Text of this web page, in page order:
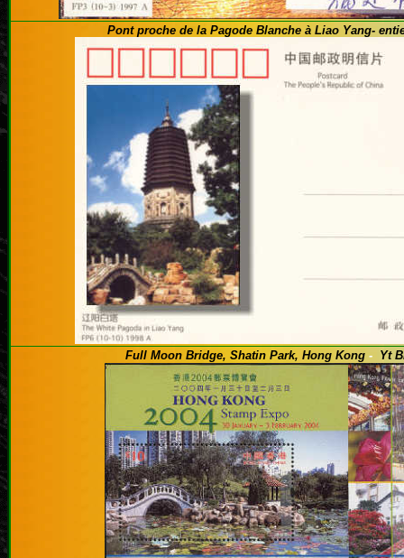
Pont proche de la Pagode Blanche à Liao Yang-
Full Moon Bridge, Shatin Park, Hong Kong - Yt